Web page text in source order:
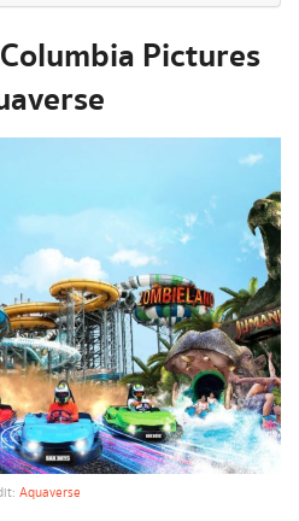
Pictures
Aquaverse